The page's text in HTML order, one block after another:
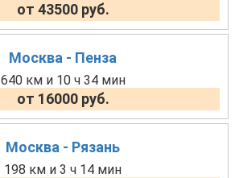
от 43500 руб.
Москва - Пенза
640 км и 10 ч 34 мин
от 16000 руб.
Москва - Рязань
198 км и 3 ч 14 мин